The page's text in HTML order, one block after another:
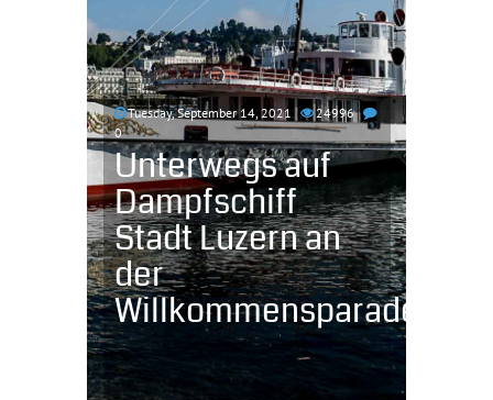
Tuesday, September 14, 2021
24996
0
Unterwegs auf
Dampfschiff
Stadt Luzern an
der
Willkommensparade